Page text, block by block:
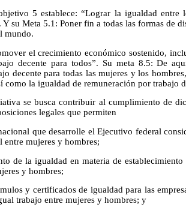
5 establece: “Lograr la igualdad entre
Y su Meta 5.1: Poner fin a todas las formas de
mundo.
el crecimiento económico sostenido,
decente para todos”. Su meta 8.5: De
decente para todas las mujeres y los
como la igualdad de remuneración por trabajo
se busca contribuir al cumplimiento de
legales que permiten
que desarrolle el Ejecutivo federal
entre mujeres y hombres;
de la igualdad en materia de establecimiento
y hombres;
y certificados de igualdad para las
trabajo entre mujeres y hombres; y